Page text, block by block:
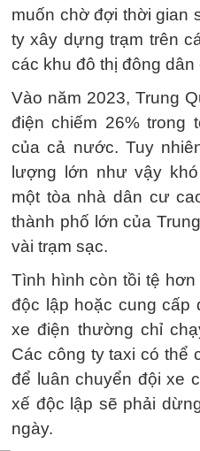
muốn chờ đợi thời gian
ty xây dựng trạm trên
các khu đô thị đông dân
Vào năm 2023, Trung
điện chiếm 26% trong
của cả nước. Tuy
lượng lớn như vậy
một tòa nhà dân cư
thành phố lớn của
vài trạm sạc.
Tình hình còn tồi tệ
độc lập hoặc cung cấp
xe điện thường chỉ
Các công ty taxi có thể
để luân chuyển đội xe
xế độc lập sẽ phải
ngày.